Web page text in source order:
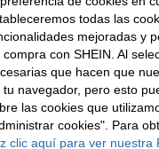
todas las
mejoradas y
compra con SHEIN. Al
que hacen que
tu navegador, pero esto
las cookies que
cookies". Para
clic aquí para ver nuestra